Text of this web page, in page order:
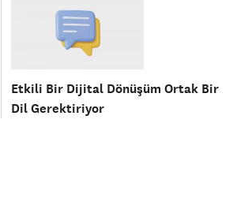
Etkili Bir Dijital Dönüşüm Ortak Bir
Dil Gerektiriyor